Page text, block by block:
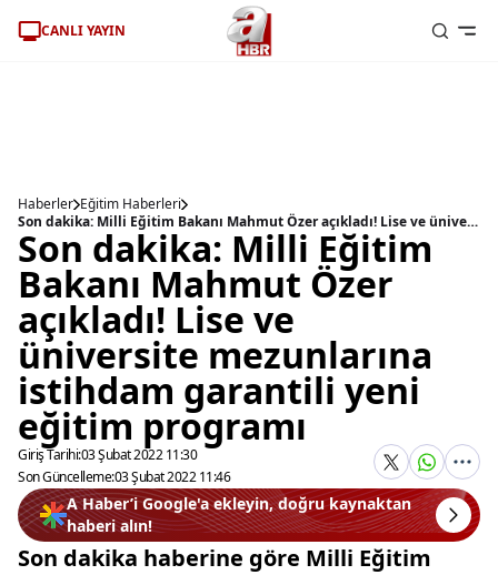
CANLI YAYIN
Haberler Eğitim Haberleri
Son dakika: Milli Eğitim Bakanı Mahmut Özer açıkladı! Lise ve üniversite mezunlarına istihdam garantili yeni eğitim programı
Son dakika: Milli Eğitim
Bakanı Mahmut Özer
açıkladı! Lise ve
üniversite mezunlarına
istihdam garantili yeni
eğitim programı
Giriş Tarihi:03 Şubat 2022 11:30
Son Güncelleme:03 Şubat 2022 11:46
A Haber’i Google'a ekleyin, doğru kaynaktan
haberi alın!
Son dakika haberine göre Milli Eğitim